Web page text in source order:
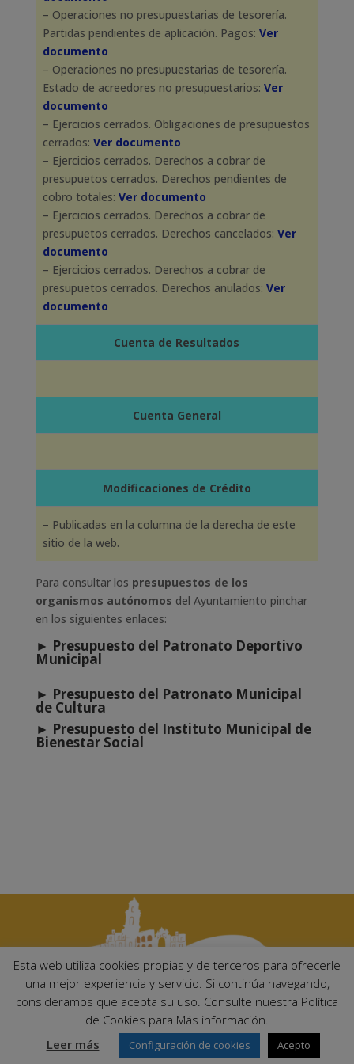
– Operaciones no presupuestarias de tesorería.
Partidas pendientes de aplicación. Pagos: Ver
documento
– Operaciones no presupuestarias de tesorería.
Estado de acreedores no presupuestarios: Ver
documento
– Ejercicios cerrados. Obligaciones de presupuestos
cerrados: Ver documento
– Ejercicios cerrados. Derechos a cobrar de
presupuetos cerrados. Derechos pendientes de
cobro totales: Ver documento
– Ejercicios cerrados. Derechos a cobrar de
presupuetos cerrados. Derechos cancelados: Ver
documento
– Ejercicios cerrados. Derechos a cobrar de
presupuetos cerrados. Derechos anulados: Ver
documento
Cuenta de Resultados
Cuenta General
Modificaciones de Crédito
– Publicadas en la columna de la derecha de este
sitio de la web.
Para consultar los presupuestos de los
organismos autónomos del Ayuntamiento pinchar
en los siguientes enlaces:
► Presupuesto del Patronato Deportivo
Municipal
► Presupuesto del Patronato Municipal
de Cultura
► Presupuesto del Instituto Municipal de
Bienestar Social
Ayuntamiento de Palma del Río. Plaza Mayor de Andalucía, 1 C.P:
14700 – Palma del Río (Córdoba)
Email:
ayuntamiento@palmadelrio.es
Teléfono: 957 71 02 44 | Fax: 957 64 47 39
Esta web utiliza cookies propias y de terceros para ofrecerle
una mejor experiencia y servicio. Si continúa navegando,
consideramos que acepta su uso. Consulte nuestra Política
de Cookies para Más información.
Leer más
Configuración de cookies Acepto